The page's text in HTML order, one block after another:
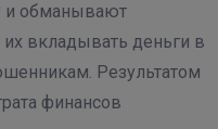
и обманывают
их вкладывать деньги в
Результатом
финансов